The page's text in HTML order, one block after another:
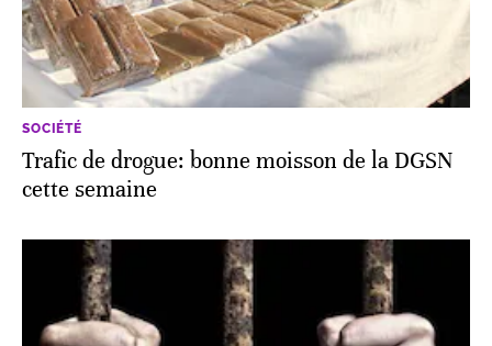
SOCIÉTÉ
Trafic de drogue: bonne moisson de la DGSN
cette semaine